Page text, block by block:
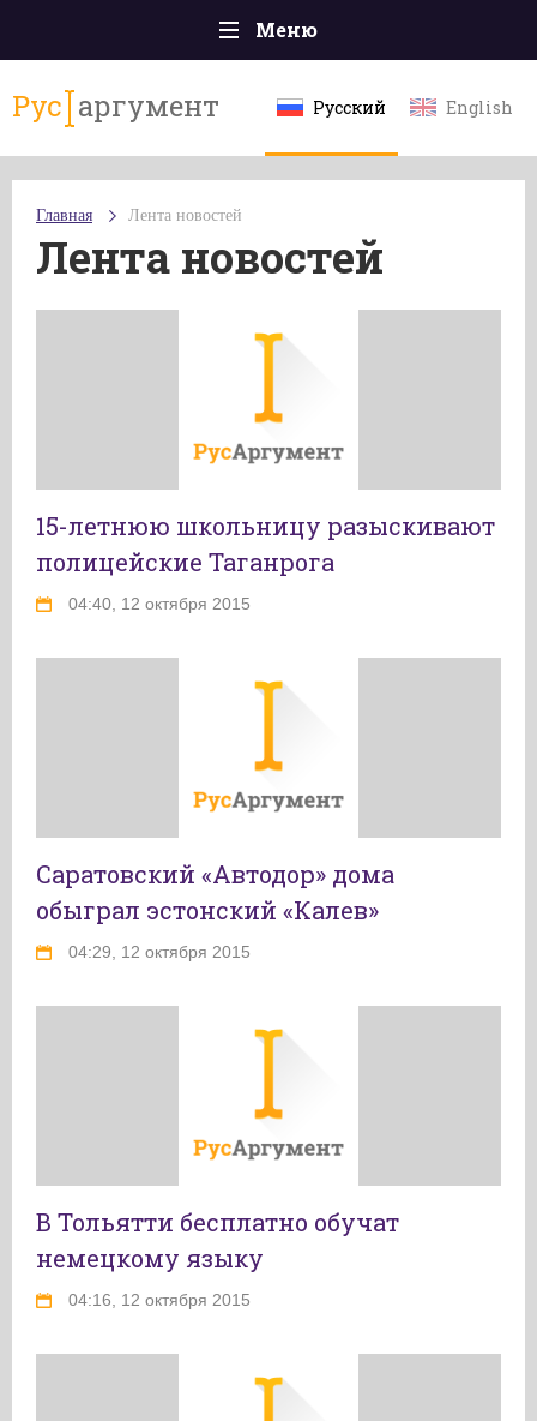
Меню
Политика
Общество
Экономика
Культура
Эксклюзивы
Мнения
Рус аргумент Русский English
Главная Лента новостей
Лента новостей
15-летнюю школьницу разыскивают
полицейские Таганрога
04:40, 12 октября 2015
Саратовский «Автодор» дома
обыграл эстонский «Калев»
04:29, 12 октября 2015
В Тольятти бесплатно обучат
немецкому языку
04:16, 12 октября 2015